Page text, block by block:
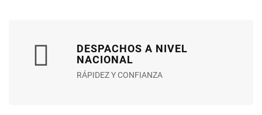
DESPACHOS A NIVEL
NACIONAL
RÁPIDEZ Y CONFIANZA